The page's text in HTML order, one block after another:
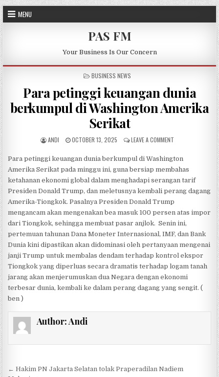
Skip to content
MENU
PAS FM
Your Business Is Our Concern
POSTED IN
BUSINESS NEWS
Para petinggi keuangan dunia
berkumpul di Washington Amerika
Serikat
AUTHOR:
ANDI PUBLISHED DATE:
OCTOBER 13, 2025 LEAVE A COMMENTON PARA
Para petinggi keuangan dunia berkumpul di Washington
Amerika Serikat pada minggu ini, guna bersiap membahas
ketahanan ekonomi global dalam menghadapi serangan tarif
Presiden Donald Trump, dan meletusnya kembali perang dagang
Amerika-Tiongkok. Pasalnya Presiden Donald Trump
mengancam akan mengenakan bea masuk 100 persen atas impor
dari Tiongkok, sehingga membuat pasar anjlok. Senin ini,
pertemuan tahunan Dana Moneter Internasional, IMF, dan Bank
Dunia kini dipastikan akan didominasi oleh pertanyaan mengenai
janji Trump untuk membalas dendam terhadap kontrol ekspor
Tiongkok yang diperluas secara dramatis terhadap logam tanah
jarang akan menjerumuskan dua Negara dengan ekonomi
terbesar dunia, kembali ke dalam perang dagang yang sengit. (
ben )
Author:Andi
Post navigation
← Hakim PN Jakarta Selatan tolak Praperadilan Nadiem